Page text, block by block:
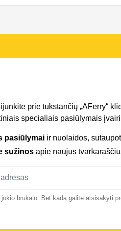
prie tūkstančių „AFerry“
specialiais pasiūlymais
pasiūlymai ir nuolaidos,
sužinos apie naujus
brukalo. Bet kada galite atsisakyti